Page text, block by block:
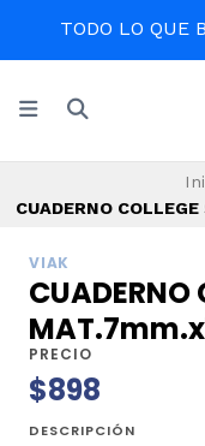
TODO LO QUE
CUADERNO
VIAK
CUADERNO
PRECIO
$898
DESCRIPCIÓN